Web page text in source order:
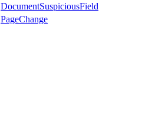
DocumentSuspiciousField
PageChange